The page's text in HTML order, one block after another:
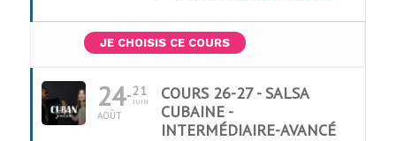
JE CHOISIS CE COURS
24
AOÛT
21
JUIN
COURS 26-27 - SALSA
CUBAINE -
INTERMÉDIAIRE-AVANCÉ